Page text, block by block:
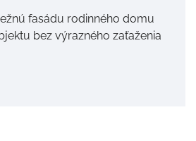
fasádu rodinného domu
bez výrazného zaťaženia